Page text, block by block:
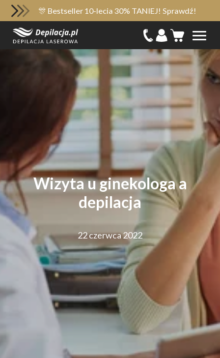
🎊 Bestseller 10-lecia 30% TANIEJ! Sprawdź!
Wizyta u ginekologa a
depilacja
22 czerwca 2022